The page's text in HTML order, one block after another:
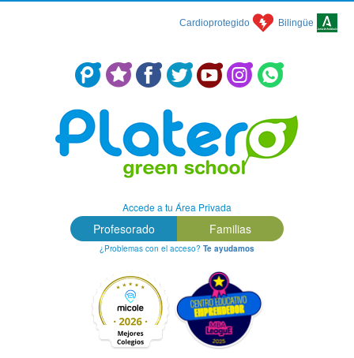
Cardioprotegido Bilingüe
Centro Concertado en Málaga: Colegio Platero Green School
Accede a tu Área Privada
Profesorado Familias
¿Problemas con el acceso? Te ayudamos